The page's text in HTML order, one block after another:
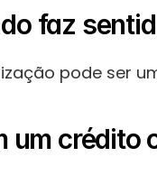
faz
pode ser
um